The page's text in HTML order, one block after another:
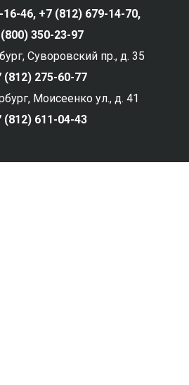
16-46, +7 (812) 679-14-70,
350-23-97
Суворовский пр., д. 35
(812) 275-60-77
Моисеенко ул., д. 41
(812) 611-04-43